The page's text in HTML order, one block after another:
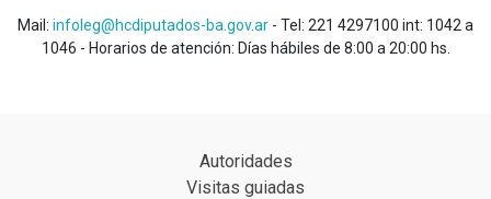
Mail: infoleg@hcdiputados-ba.gov.ar - Tel: 221 4297100 int: 1042 a
1046 - Horarios de atención: Días hábiles de 8:00 a 20:00 hs.
Autoridades
Visitas guiadas